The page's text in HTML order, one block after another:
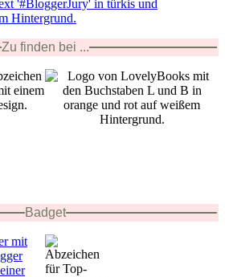
Zu finden bei ...
Badget